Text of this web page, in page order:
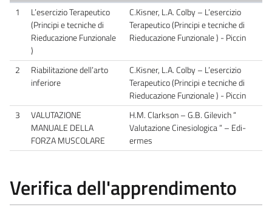
1
L’esercizio Terapeutico
(Principi e tecniche di
Rieducazione Funzionale
)
C.Kisner, L.A. Colby – L’esercizio
Terapeutico (Principi e tecniche di
Rieducazione Funzionale ) - Piccin
2
Riabilitazione dell’arto
inferiore
C.Kisner, L.A. Colby – L’esercizio
Terapeutico (Principi e tecniche di
Rieducazione Funzionale ) - Piccin
3
VALUTAZIONE
MANUALE DELLA
FORZA MUSCOLARE
H.M. Clarkson – G.B. Gilevich “
Valutazione Cinesiologica “ – Edi-
ermes
Verifica dell'apprendimento